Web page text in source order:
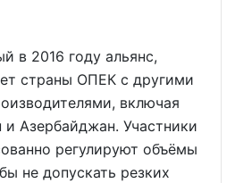
в 2016 году альянс,
страны ОПЕК с другими
включая
и Азербайджан. Участники
регулируют объёмы
не допускать резких